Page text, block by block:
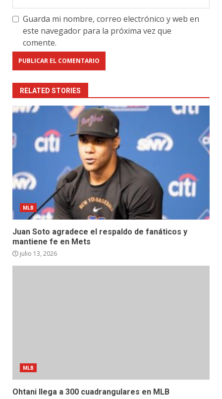
Guarda mi nombre, correo electrónico y web en
este navegador para la próxima vez que
comente.
RELATED STORIES
MLB
Juan Soto agradece el respaldo de fanáticos y
mantiene fe en Mets
julio 13, 2026
MLB
Ohtani llega a 300 cuadrangulares en MLB